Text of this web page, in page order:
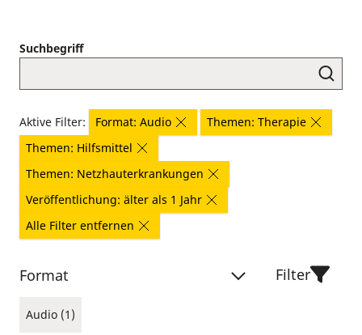
Suchbegriff
Aktive Filter: Format: Audio
Themen: Therapie
Themen: Hilfsmittel
Themen: Netzhauterkrankungen
Veröffentlichung: älter als 1 Jahr
Alle Filter entfernen
Format
Audio (1)
Filter